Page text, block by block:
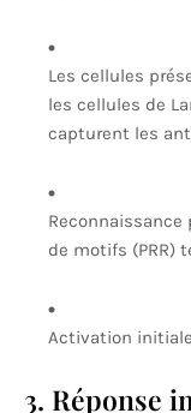
Les cellules
les cellules de
capturent les
de motifs (PRR)
Activation
3. Réponse